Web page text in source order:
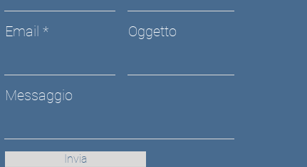
Email Oggetto
Messaggio
Invia